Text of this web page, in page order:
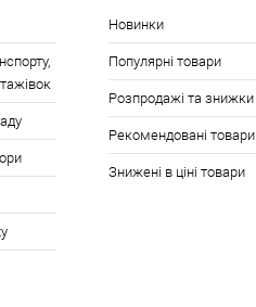
Новинки
Популярні товари
Розпродажі та знижки
Рекомендовані товари
Знижені в ціні товари